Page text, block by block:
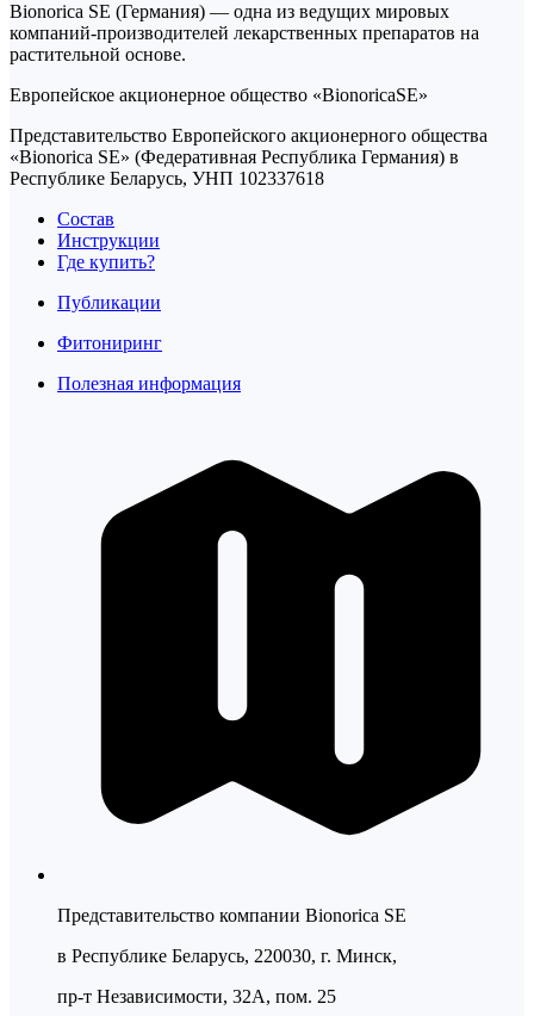
Bionorica SE (Германия) — одна из ведущих мировых
компаний-производителей лекарственных препаратов на
растительной основе.
Европейское акционерное общество «BionoricaSE»
Представительство Европейского акционерного общества
«Bionorica SE» (Федеративная Республика Германия) в
Республике Беларусь, УНП 102337618
Состав
Инструкции
Где купить?
Публикации
Фитониринг
Полезная информация
Представительство компании Bionorica SE
в Республике Беларусь, 220030, г. Минск,
пр-т Независимости, 32А, пом. 25